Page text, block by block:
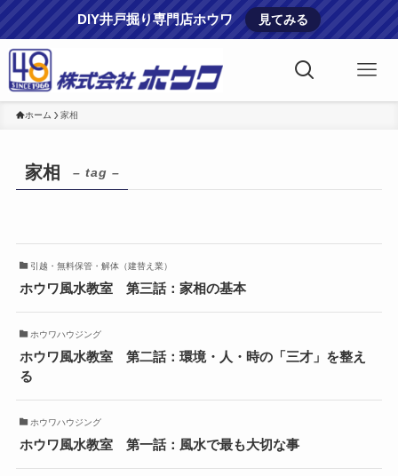
DIY井戸掘り専門店ホウワ 見てみる
ホーム 家相
家相 – tag –
引越・無料保管・解体（建替え業）
ホウワ風水教室 第三話：家相の基本
ホウワハウジング
ホウワ風水教室 第二話：環境・人・時の「三才」を整え
る
ホウワハウジング
ホウワ風水教室 第一話：風水で最も大切な事